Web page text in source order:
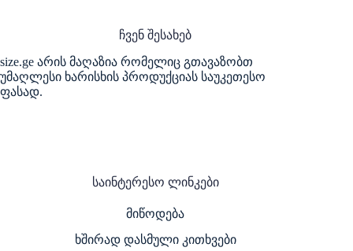
ჩვენ შესახებ
size.ge არის მაღაზია რომელიც გთავაზობთ
უმაღლესი ხარისხის პროდუქციას საუკეთესო
ფასად.
საინტერესო ლინკები
მიწოდება
ხშირად დასმული კითხვები